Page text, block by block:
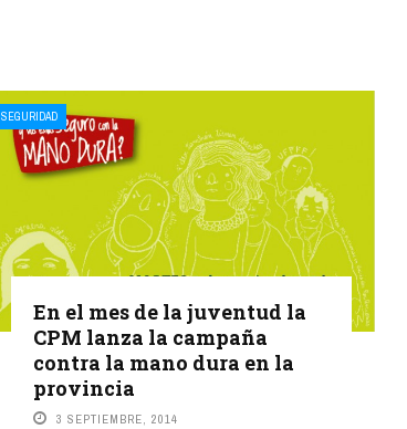
SEGURIDAD
En el mes de la juventud la
CPM lanza la campaña
contra la mano dura en la
provincia
3 SEPTIEMBRE, 2014